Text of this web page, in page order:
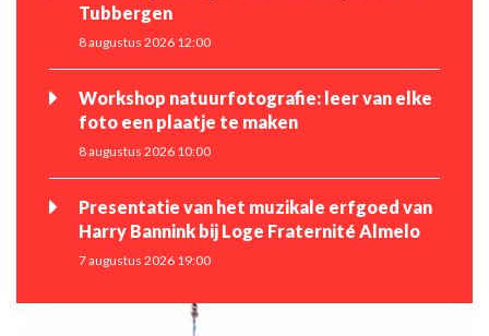
Tubbergen
8 augustus 2026 12:00
Workshop natuurfotografie: leer van elke
foto een plaatje te maken
8 augustus 2026 10:00
Presentatie van het muzikale erfgoed van
Harry Bannink bij Loge Fraternité Almelo
7 augustus 2026 19:00